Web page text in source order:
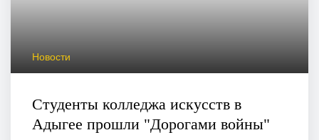
Новости
Студенты колледжа искусств в
Адыгее прошли "Дорогами войны"